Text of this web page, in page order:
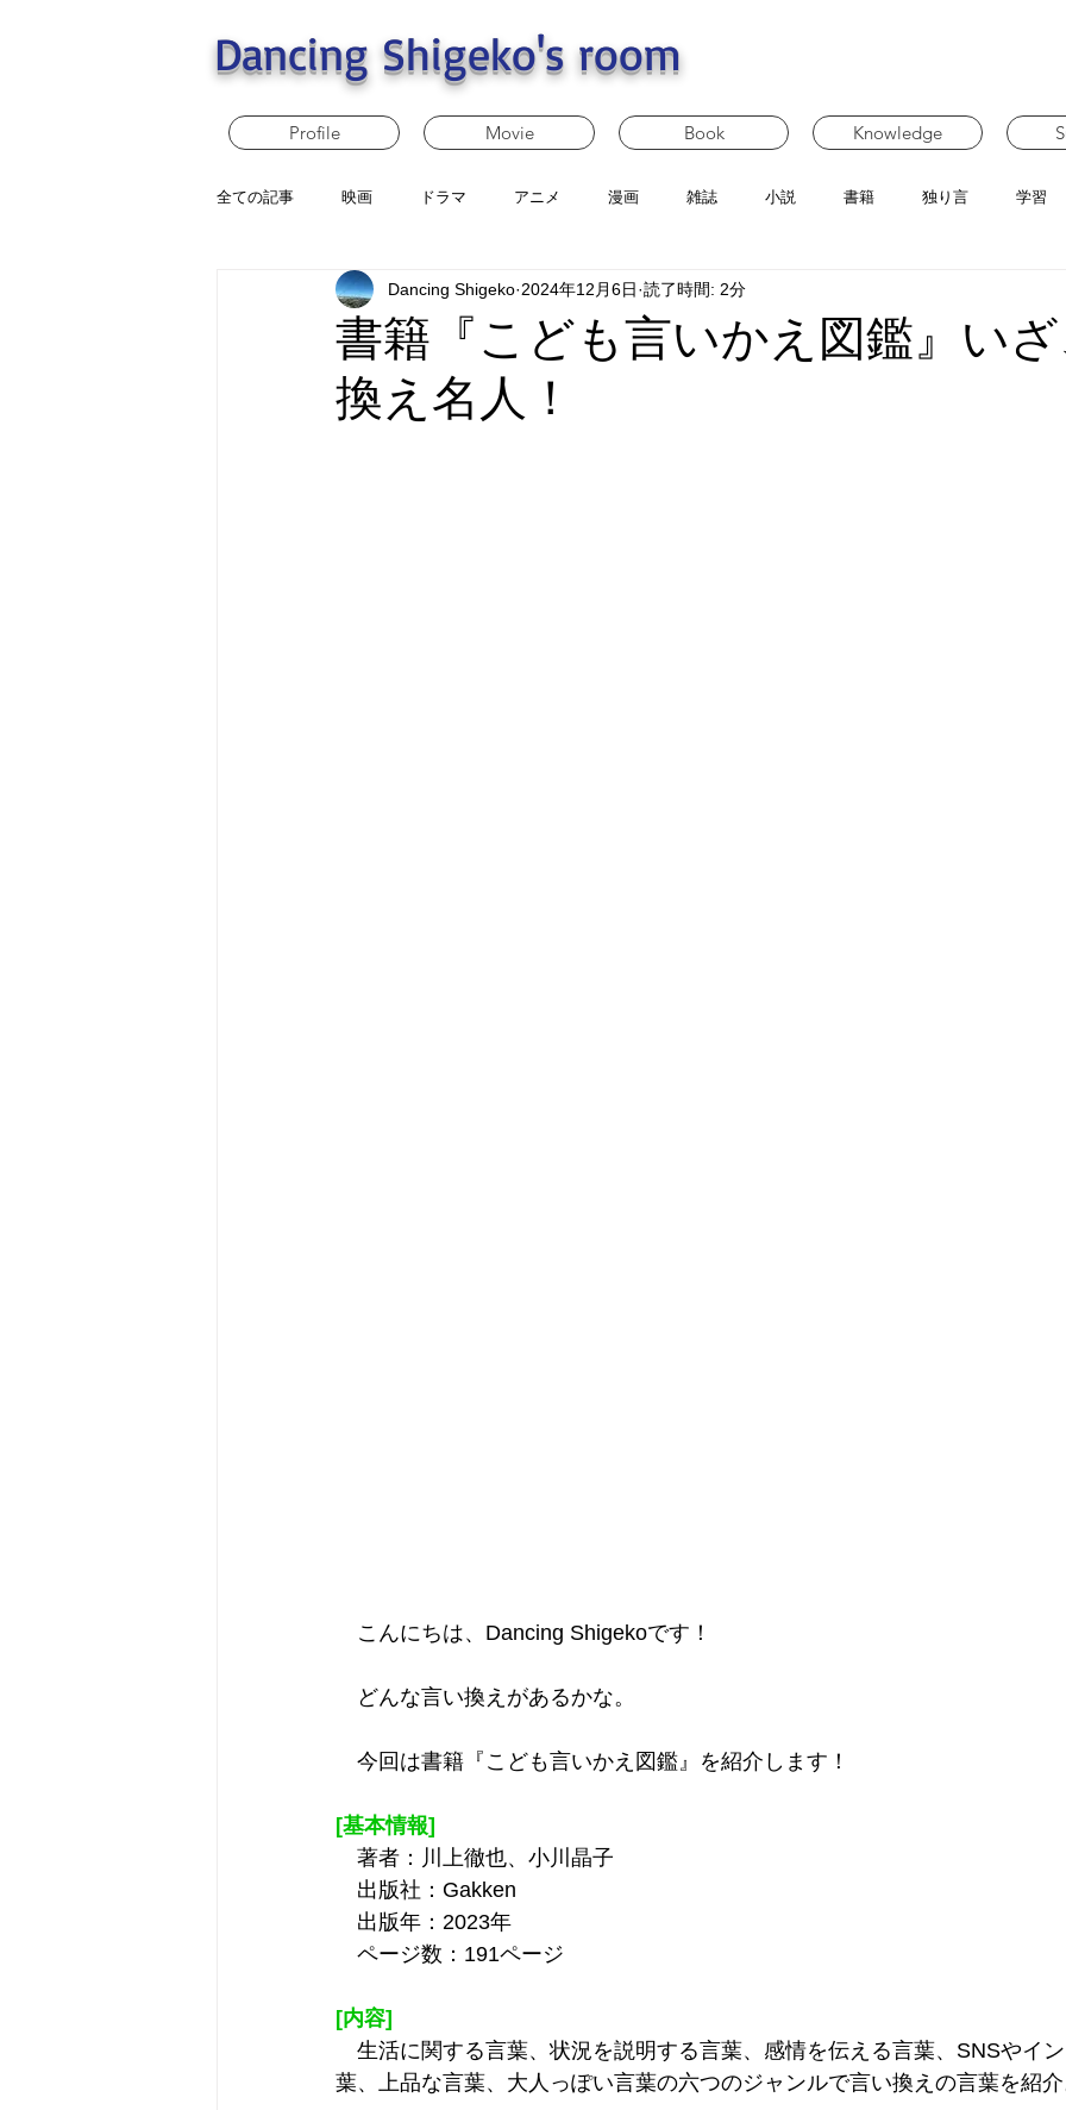
Dancing Shigeko's room
Profile Movie Book Knowledge
全ての記事 映画 ドラマ アニメ 漫画 雑誌 小説 書籍 独り言 学習
書籍『こども言いかえ図鑑』い
換え名人！
Dancing Shigeko 2024年12月6日 読了時間: 2分
こんにちは、Dancing Shigekoです！
どんな言い換えがあるかな。
今回は書籍『こども言いかえ図鑑』を紹介します！
[基本情報]
著者：川上徹也、小川晶子
出版社：Gakken
出版年：2023年
ページ数：191ページ
[内容]
生活に関する言葉、状況を説明する言葉、感情を伝える言葉、SNSやイ
葉、上品な言葉、大人っぽい言葉の六つのジャンルで言い換えの言葉を紹介